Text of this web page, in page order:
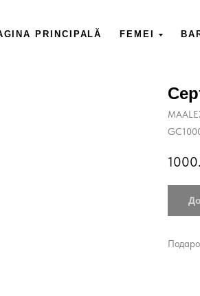
PRINCIPALĂ FEMEI